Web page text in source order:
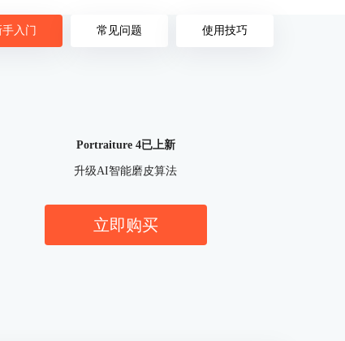
手入门 常见问题 使用技巧
Portraiture 4已上新
升级AI智能磨皮算法
立即购买